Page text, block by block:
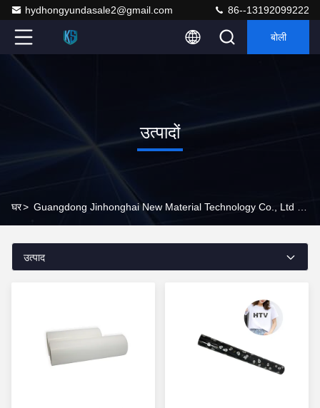
hydhongyundasale2@gmail.com 86--13192099222
बोली
उत्पादों
घर>
उत्पाद